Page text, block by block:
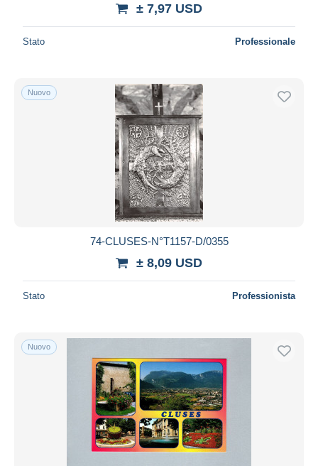
± 7,97 USD
Stato Professionale
Nuovo
74-CLUSES-N°T1157-D/0355
± 8,09 USD
Stato Professionista
Nuovo